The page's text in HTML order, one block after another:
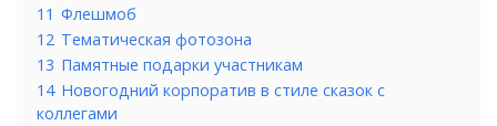
11 Флешмоб
12 Тематическая фотозона
13 Памятные подарки участникам
14 Новогодний корпоратив в стиле сказок с
коллегами